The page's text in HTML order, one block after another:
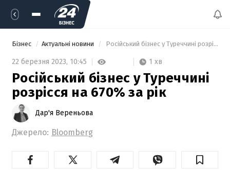
Бізнес Актуальні новини Російський бізнес у Туреччині розрісся на 670% за рік
22 березня 2023, 10:45 1 хв
Російський бізнес у Туреччині
розрісся на 670% за рік
Дар'я Вереньова
Джерело: Bloomberg